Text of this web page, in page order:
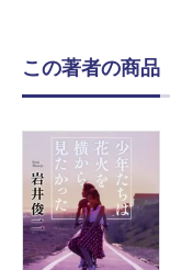
この著者の商品